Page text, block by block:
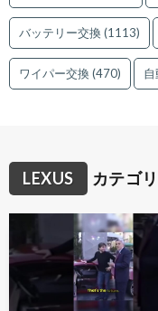
バッテリー交換(1113)
ワイパー交換(470)
LEXUS カテゴ